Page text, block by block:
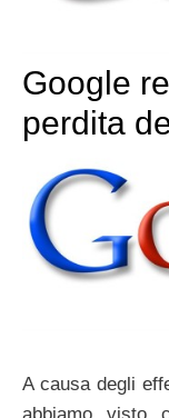
Google
perdita
A causa degli